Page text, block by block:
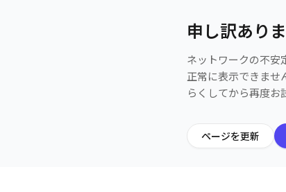
申し訳あり
ネットワークの不安
正常に表示できませ
らくしてから再度お
ページを更新